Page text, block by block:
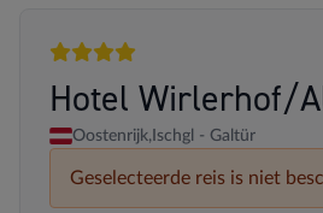
4 sterren
Hotel Wirlerhof/
Oostenrijk, Ischgl - Galtür
Geselecteerde reis is niet